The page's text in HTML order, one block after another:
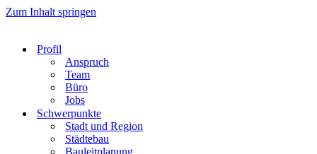
Zum Inhalt springen
Profil
Anspruch
Team
Büro
Jobs
Schwerpunkte
Stadt und Region
Städtebau
Bauleitplanung